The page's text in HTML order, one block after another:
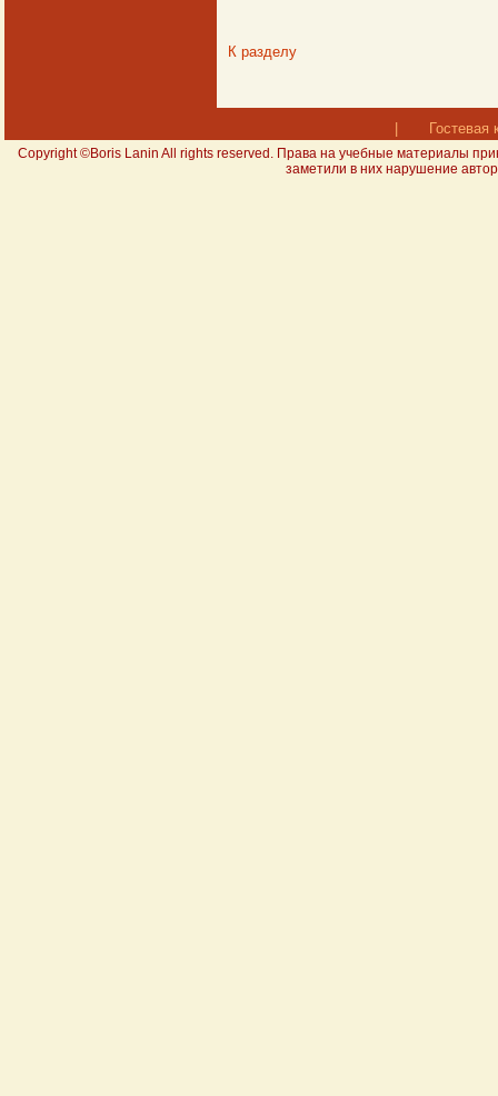
К разделу
Гостевая
Copyright ©Boris Lanin All rights reserved. Права на учебные материалы
заметили в них нарушение